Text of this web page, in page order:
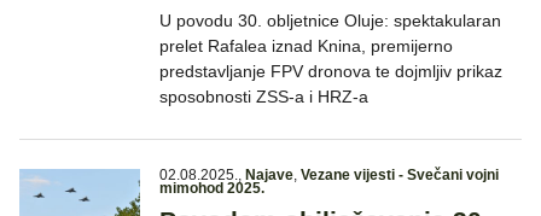
U povodu 30. obljetnice Oluje: spektakularan
prelet Rafalea iznad Knina, premijerno
predstavljanje FPV dronova te dojmljiv prikaz
sposobnosti ZSS-a i HRZ-a
02.08.2025., Najave, Vezane vijesti - Svečani vojni
mimohod 2025.